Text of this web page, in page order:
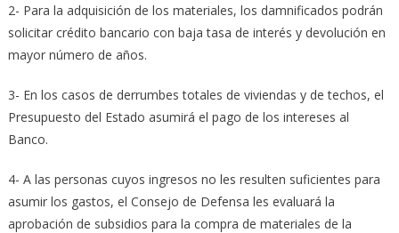
2- Para la adquisición de los materiales, los damnificados podrán
solicitar crédito bancario con baja tasa de interés y devolución en
mayor número de años.
3- En los casos de derrumbes totales de viviendas y de techos, el
Presupuesto del Estado asumirá el pago de los intereses al
Banco.
4- A las personas cuyos ingresos no les resulten suficientes para
asumir los gastos, el Consejo de Defensa les evaluará la
aprobación de subsidios para la compra de materiales de la